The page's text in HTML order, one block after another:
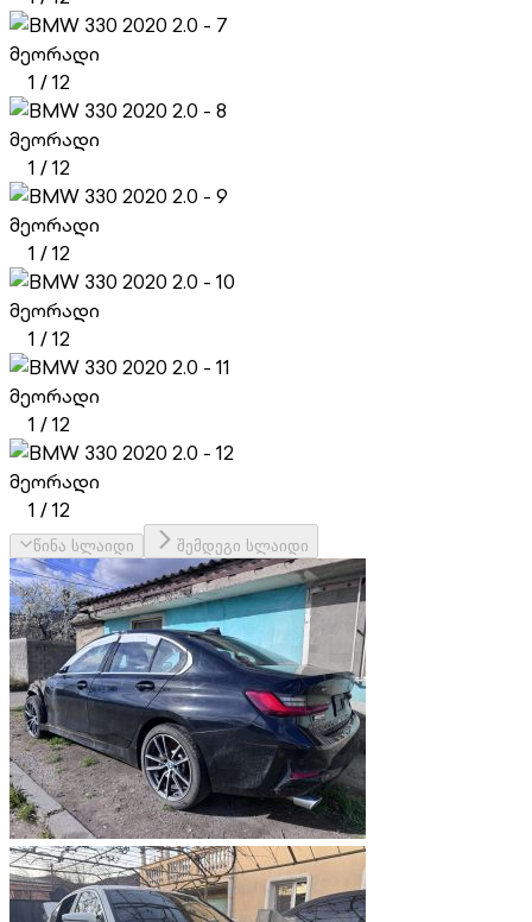
მეორადი
1 /12
მეორადი
1 /12
მეორადი
1 /12
მეორადი
1 /12
მეორადი
1 /12
მეორადი
1 /12
წინა სლაიდი შემდეგი სლაიდი